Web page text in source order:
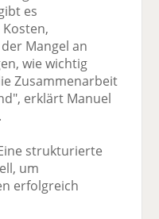
es
Mangel an
wie wichtig
Zusammenarbeit
erklärt Manuel
strukturierte
um
erfolgreich